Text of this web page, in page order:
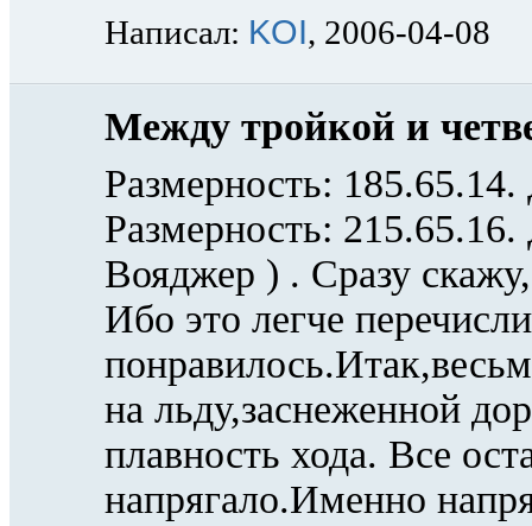
Написал: KOI, 2006-04-08
Между тройкой и
Размерность:
Размерность:
Вояджер ) . Сразу
Ибо это легче
на льду,заснеженной
плавность хода. Все
напрягало.Именно